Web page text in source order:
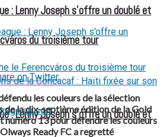
: Lenny Joseph s’offre un doublé et
: Lenny Joseph s’offre un doublé et
du troisième tour
on Twitter
les couleurs de la sélection
la dix-septième édition de la Gold
numéro 13 pour défendre les couleurs
Ready FC a regretté